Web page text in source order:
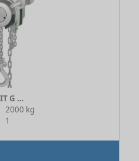
Flaschenzug mit Fahrwerk IT G ATEX 2000 A Haspelfahrwerk
2000 kg
1